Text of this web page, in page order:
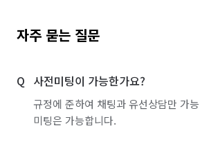
자주 묻는 질문
사전미팅이 가능한가요?
규정에 준하여 채팅과 유선상담만 가
미팅은 가능합니다.